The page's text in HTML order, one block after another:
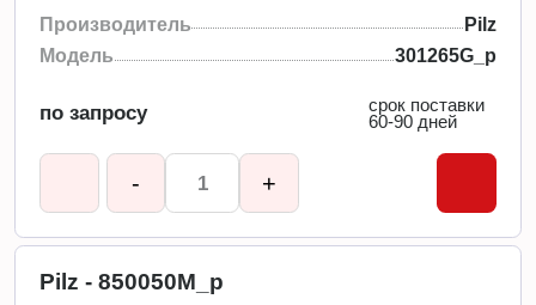
Производитель
Pilz
Модель
301265G_p
по запросу
срок поставки
60-90 дней
- +
Pilz - 850050M_p